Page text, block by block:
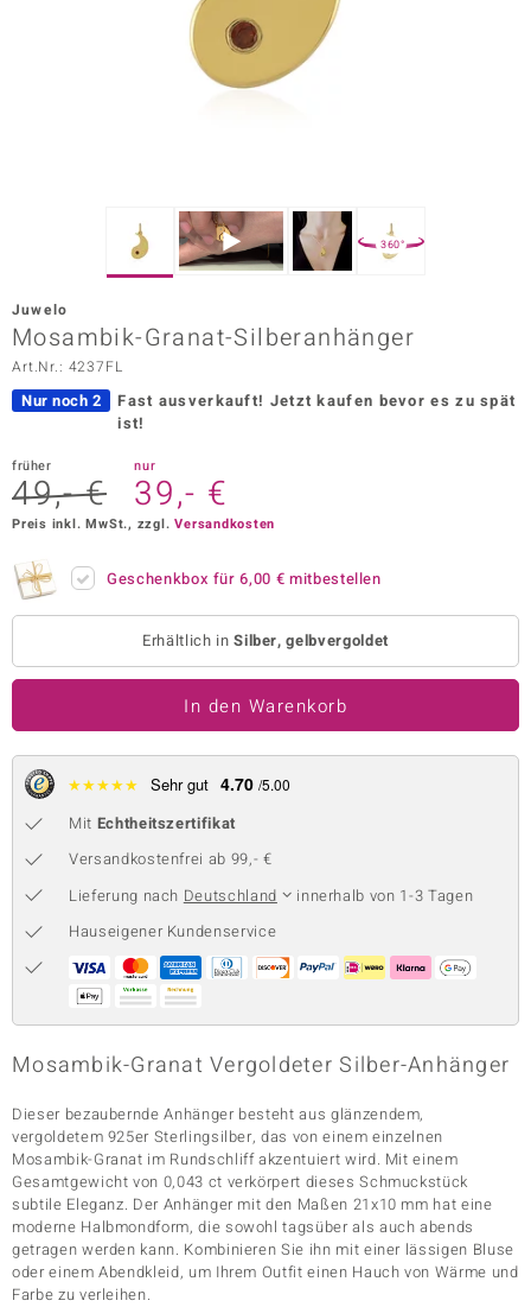
Vogue
BY DE MELO
Collection
Classics
360°
Juwelo
Mosambik-Granat-Silberanhänger
Art.Nr.: 4237FL
Nur noch 2 Fast ausverkauft! Jetzt kaufen bevor es zu spät
ist!
früher
49,- €
nur
39,- €
Preis inkl. MwSt., zzgl.Versandkosten
Geschenkbox für6,00 € mitbestellen
Erhältlich inSilber, gelbvergoldet
In den Warenkorb
★★★★★ Sehr gut 4.70 /5.00
Mit Echtheitszertifikat
Versandkostenfrei ab 99,- €
Lieferung nach Deutschland
innerhalb von 1-3 Tagen
Hauseigener Kundenservice
Mosambik-Granat Vergoldeter Silber-Anhänger
Dieser bezaubernde Anhänger besteht aus glänzendem,
vergoldetem 925er Sterlingsilber, das von einem einzelnen
Mosambik-Granat im Rundschliff akzentuiert wird. Mit einem
Gesamtgewicht von 0,043 ct verkörpert dieses Schmuckstück
subtile Eleganz. Der Anhänger mit den Maßen 21x10 mm hat eine
moderne Halbmondform, die sowohl tagsüber als auch abends
getragen werden kann. Kombinieren Sie ihn mit einer lässigen Bluse
oder einem Abendkleid, um Ihrem Outfit einen Hauch von Wärme und
Farbe zu verleihen.